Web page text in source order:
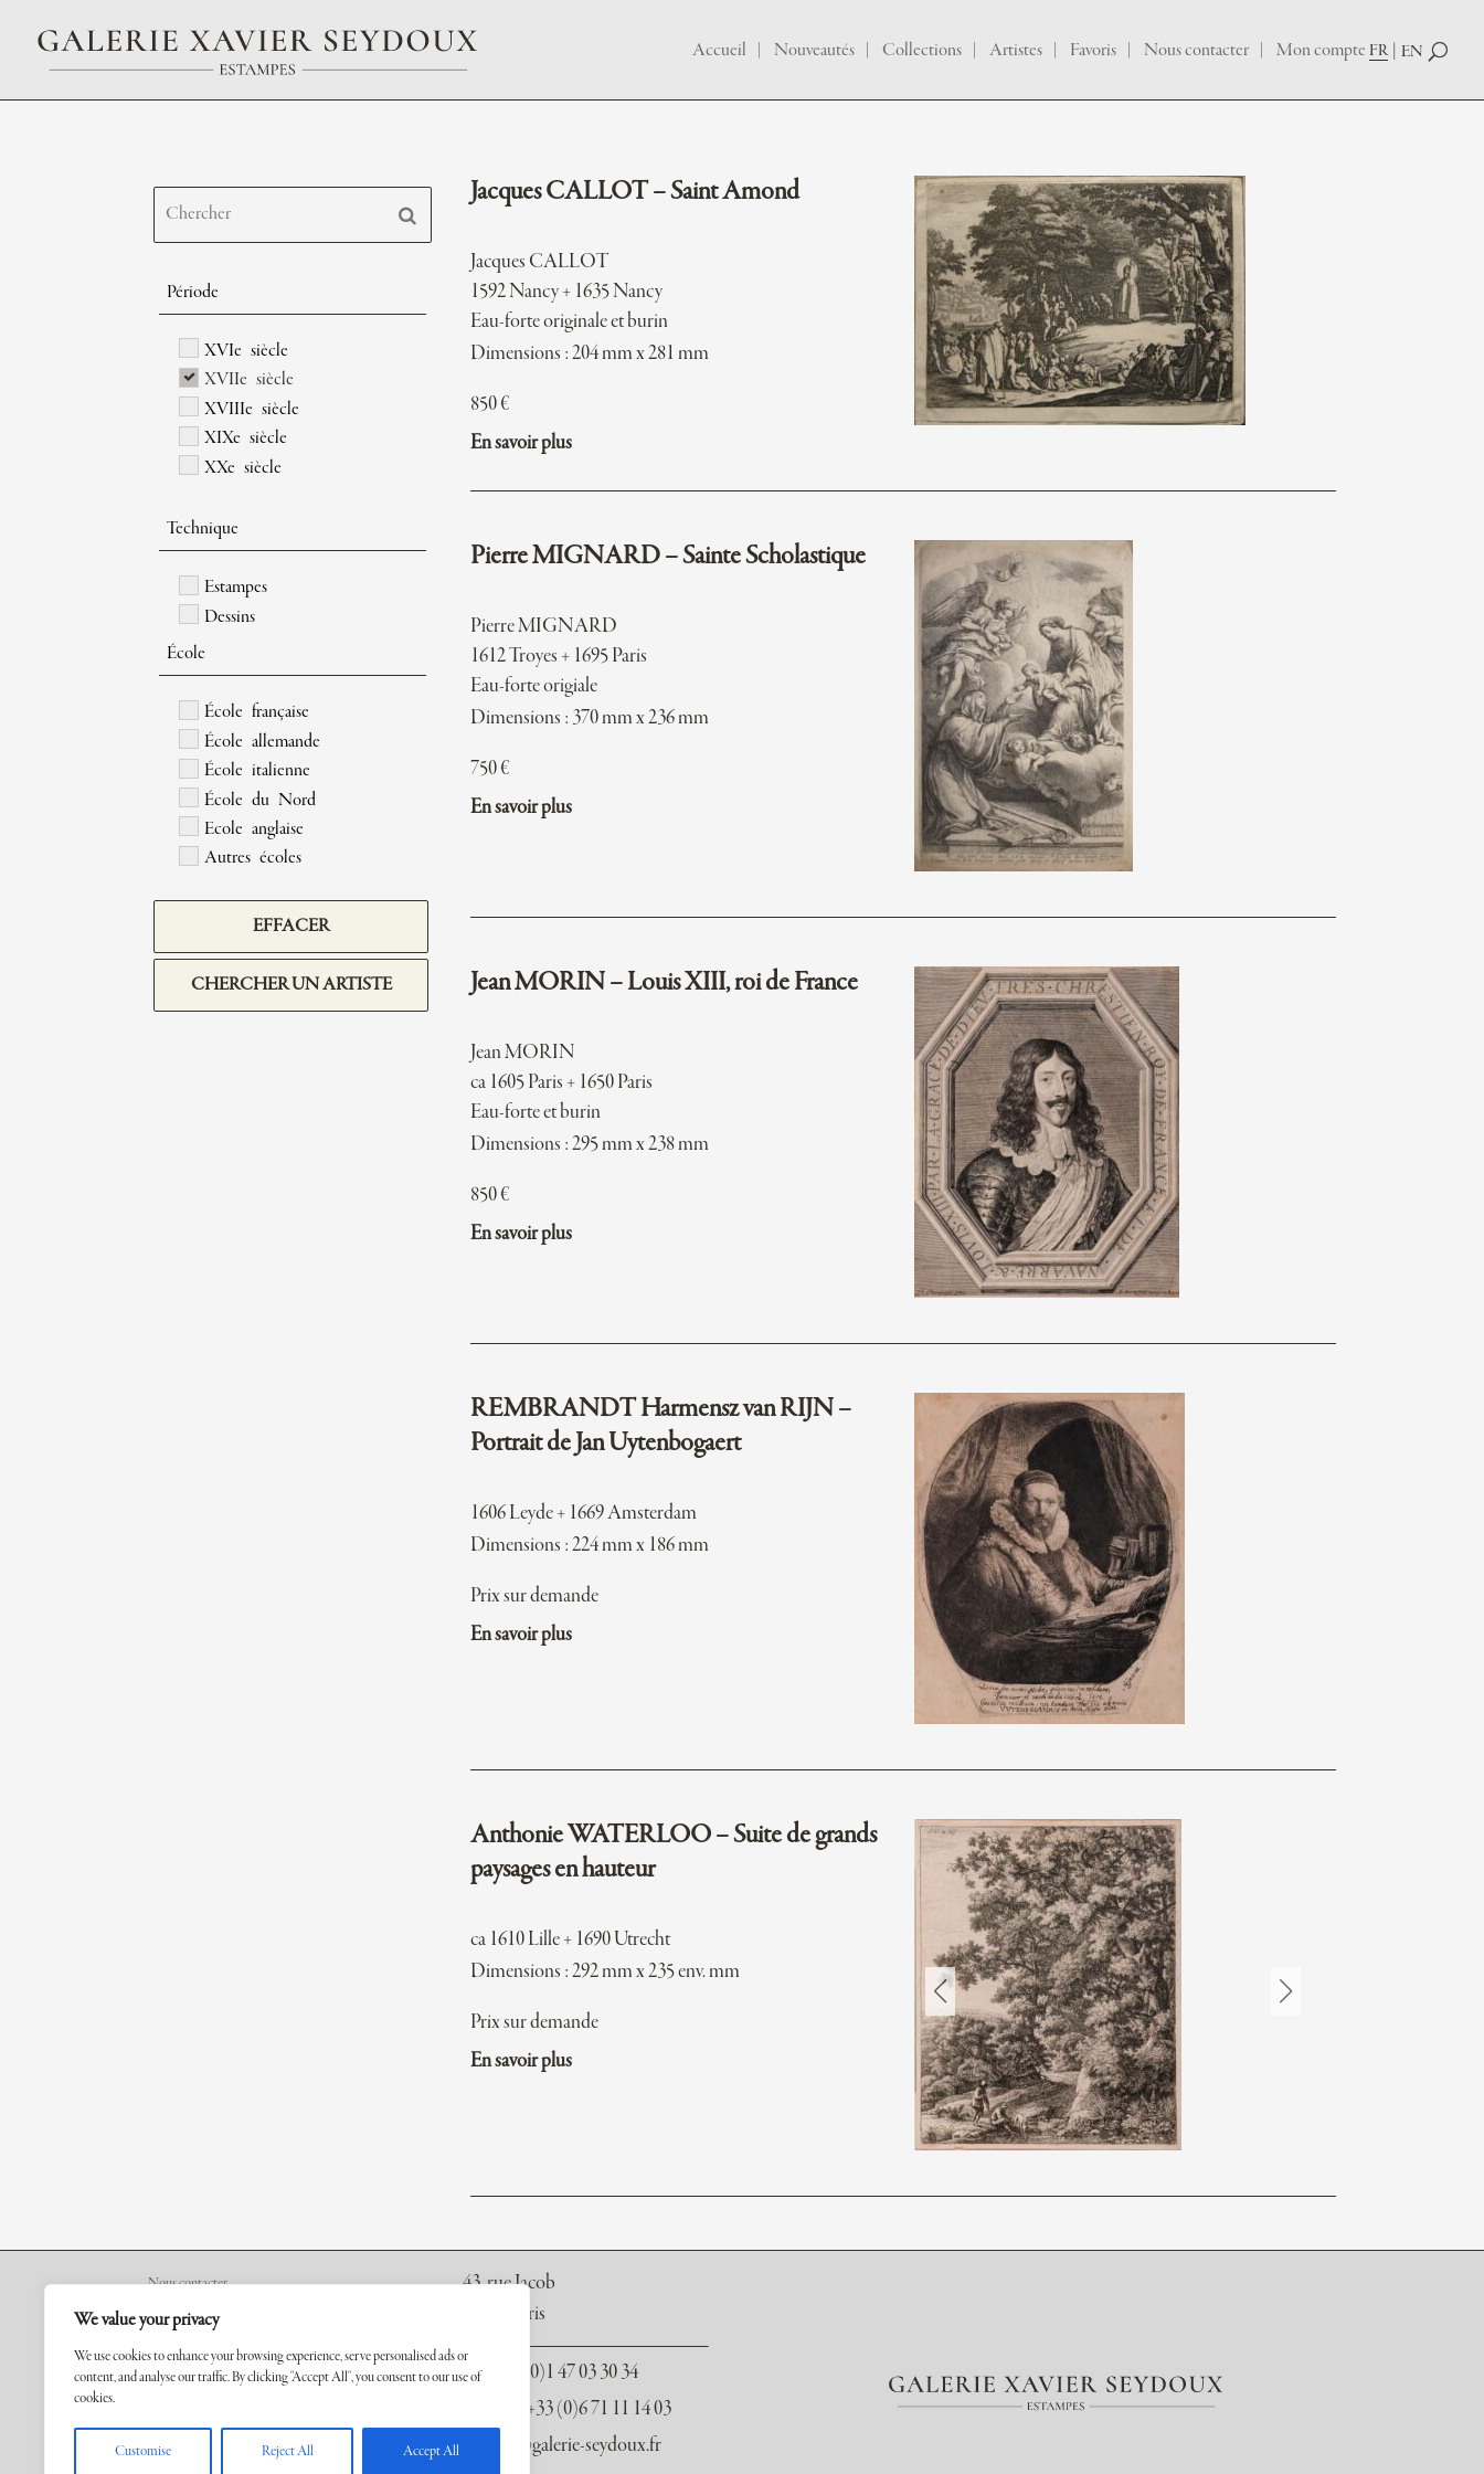
We value your privacy
We use cookies to enhance your browsing experience, serve personalised ads or
content, and analyse our traffic. By clicking "Accept All", you consent to our use of
cookies.
Customise Reject All Accept All
Accueil Nouveautés Collections Artistes Favoris Nous contacter Mon compte FR EN
Période
XVIe siècle
XVIIe siècle
XVIIIe siècle
XIXe siècle
XXe siècle
Technique
Estampes
Dessins
École
École française
École allemande
École italienne
École du Nord
Ecole anglaise
Autres écoles
EFFACER
CHERCHER UN ARTISTE
Jacques CALLOT – Saint Amond
Jacques CALLOT
1592 Nancy + 1635 Nancy
Eau-forte originale et burin
Dimensions : 204 mm x 281 mm
850€
En savoir plus
Pierre MIGNARD – Sainte Scholastique
Pierre MIGNARD
1612 Troyes + 1695 Paris
Eau-forte origiale
Dimensions : 370 mm x 236 mm
750€
En savoir plus
Jean MORIN – Louis XIII, roi de France
Jean MORIN
ca 1605 Paris + 1650 Paris
Eau-forte et burin
Dimensions : 295 mm x 238 mm
850€
En savoir plus
REMBRANDT Harmensz van RIJN –
Portrait de Jan Uytenbogaert
1606 Leyde + 1669 Amsterdam
Dimensions : 224 mm x 186 mm
Prix sur demande
En savoir plus
Anthonie WATERLOO – Suite de grands
paysages en hauteur
ca 1610 Lille + 1690 Utrecht
Dimensions : 292 mm x 235 env. mm
Prix sur demande
En savoir plus
Nous contacter
A propos
Conditions générales
Mentions légales
FR
43, rue Jacob
75006 Paris
Tel.
: +33 (0)1 47 03 30 34
Mobile : +33 (0)6 71 11 14 03
contact@galerie-seydoux.fr